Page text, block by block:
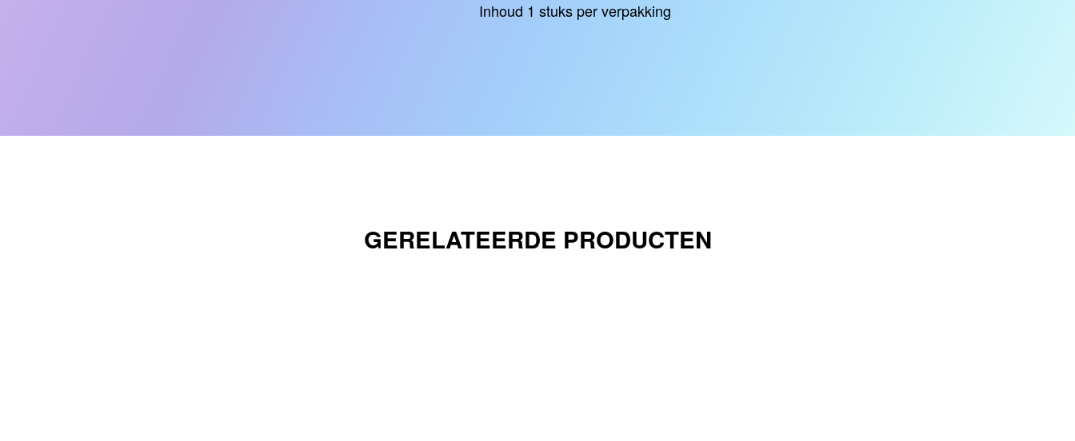
Inhoud 1 stuks per verpakking
GERELATEERDE PRODUCTEN